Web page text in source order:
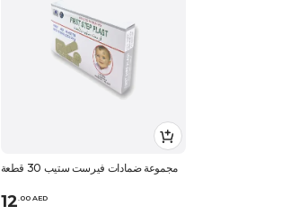
مجموعة ضمادات فيرست ستيب 30 قطعة
12 00 AED